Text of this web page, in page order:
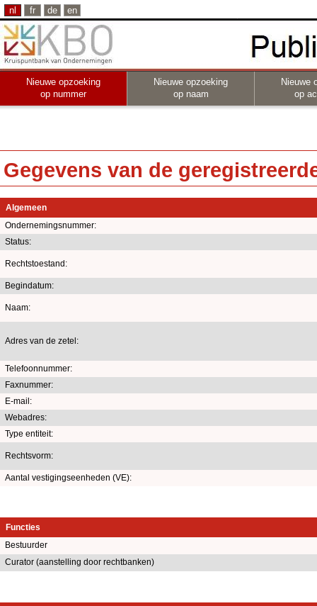
nl fr de en
Nieuwe opzoeking
op nummer
Nieuwe opzoeking
op naam
Nieuwe
op
Gegevens van de
Algemeen
Ondernemingsnummer:
Status:
Rechtstoestand:
Begindatum:
Naam:
Adres van de zetel:
Telefoonnummer:
Faxnummer:
E-mail:
Webadres:
Type entiteit:
Rechtsvorm:
Aantal vestigingseenheden (VE):
Functies
Bestuurder
Curator (aanstelling door rechtbanken)